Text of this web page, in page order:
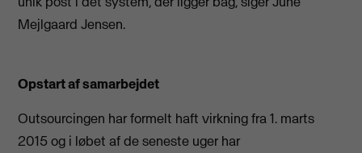
Mejlgaard Jensen.
Opstart af samarbejdet
Outsourcingen har formelt haft virkning fra 1. marts
2015 og i løbet af de seneste uger har